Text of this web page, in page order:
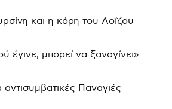
και η κόρη του Λοΐζου
έγινε, μπορεί να ξαναγίνει»
αντισυμβατικές Παναγιές